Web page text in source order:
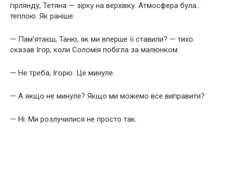
гірлянду, Тетяна — зірку на верхівку. Атмосфера була…
теплою. Як раніше.
— Пам’ятаєш, Таню, як ми вперше її ставили? — тихо
сказав Ігор, коли Соломія побігла за малюнком.
— Не треба, Ігорю. Це минуле.
— А якщо не минуле? Якщо ми можемо все виправити?
— Ні. Ми розлучилися не просто так.